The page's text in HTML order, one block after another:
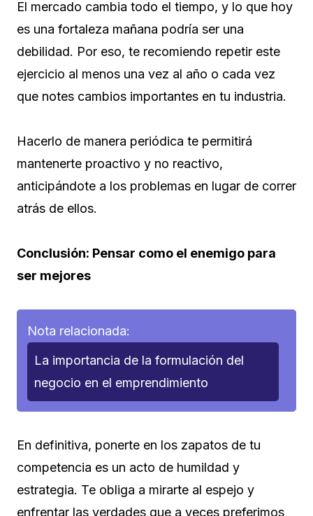
El mercado cambia todo el tiempo, y lo que hoy
es una fortaleza mañana podría ser una
debilidad. Por eso, te recomiendo repetir este
ejercicio al menos una vez al año o cada vez
que notes cambios importantes en tu industria.
Hacerlo de manera periódica te permitirá
mantenerte proactivo y no reactivo,
anticipándote a los problemas en lugar de correr
atrás de ellos.
Conclusión: Pensar como el enemigo para
ser mejores
Nota relacionada:
La importancia de la formulación del
negocio en el emprendimiento
En definitiva, ponerte en los zapatos de tu
competencia es un acto de humildad y
estrategia. Te obliga a mirarte al espejo y
enfrentar las verdades que a veces preferimos